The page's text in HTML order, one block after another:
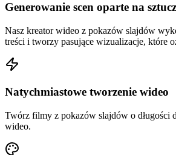
Generowanie scen oparte na
Nasz kreator wideo z pokazów slajdów
treści i tworzy pasujące wizualizacje, które
Natychmiastowe tworzenie wideo
Twórz filmy z pokazów slajdów o długości
wideo.